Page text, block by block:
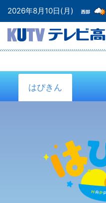
2026年8月10日(月)
はぴきん